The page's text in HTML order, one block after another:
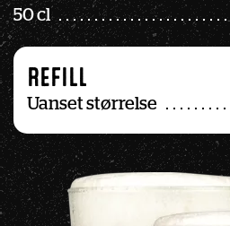
50 cl
REFILL
Uanset størrelse